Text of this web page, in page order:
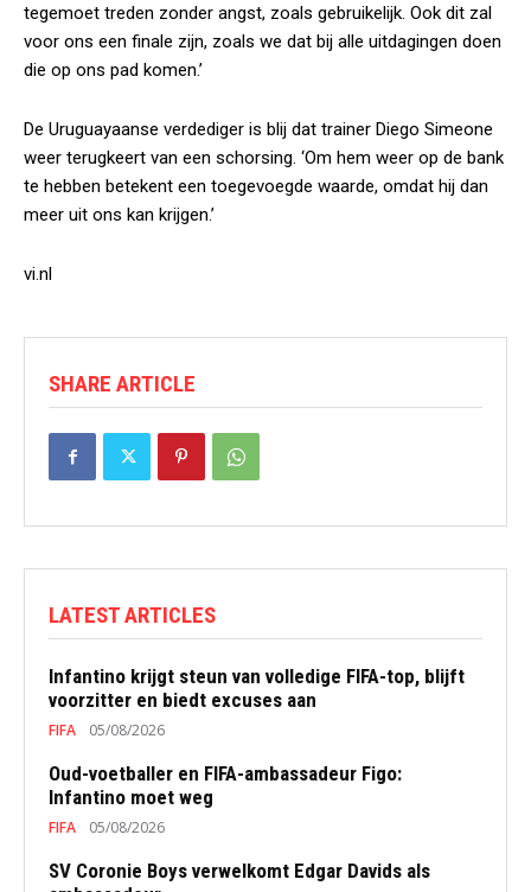
tegemoet treden zonder angst, zoals gebruikelijk. Ook dit zal
voor ons een finale zijn, zoals we dat bij alle uitdagingen doen
die op ons pad komen.’
De Uruguayaanse verdediger is blij dat trainer Diego Simeone
weer terugkeert van een schorsing. ‘Om hem weer op de bank
te hebben betekent een toegevoegde waarde, omdat hij dan
meer uit ons kan krijgen.’
vi.nl
SHARE ARTICLE
LATEST ARTICLES
Infantino krijgt steun van volledige FIFA-top, blijft
voorzitter en biedt excuses aan
FIFA 05/08/2026
Oud-voetballer en FIFA-ambassadeur Figo:
Infantino moet weg
FIFA 05/08/2026
SV Coronie Boys verwelkomt Edgar Davids als